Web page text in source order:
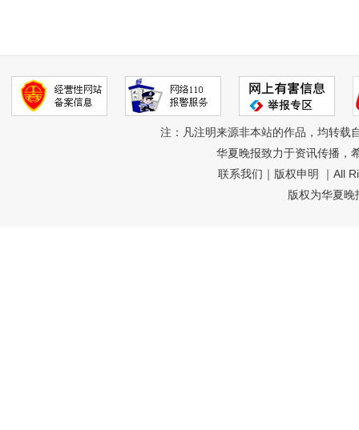
注：凡注明来源非本站的作品，均转载
华夏晚报致力于资讯传播，
联系我们 ｜ 版权申明 ｜All
版权为华夏